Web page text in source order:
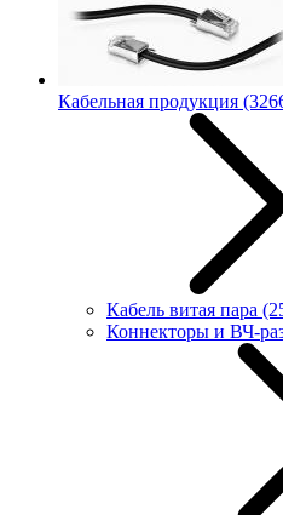
Кабельная продукция
Кабель витая пара
Коннекторы и ВЧ-